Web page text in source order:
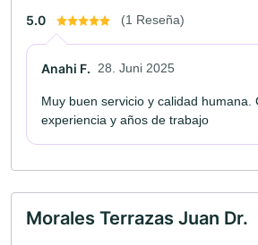
5.0 (1 Reseña)
Anahi F. 28. Juni 2025
Muy buen servicio y calidad humana.
experiencia y años de trabajo
Morales Terrazas Juan Dr.